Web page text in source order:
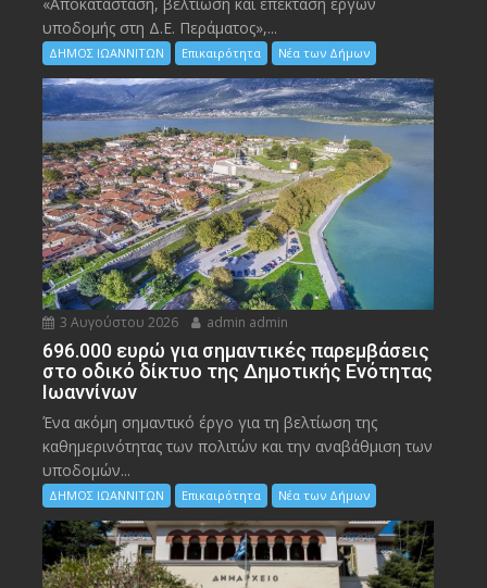
υποδομής στη Δ.Ε. Περάματος»,...
ΔΗΜΟΣ ΙΩΑΝΝΙΤΩΝ Επικαιρότητα Νέα των Δήμων
3 Αυγούστου 2026 admin admin
696.000 ευρώ για σημαντικές παρεμβάσεις
στο οδικό δίκτυο της Δημοτικής Ενότητας
Ιωαννίνων
Ένα ακόμη σημαντικό έργο για τη βελτίωση της
καθημερινότητας των πολιτών και την αναβάθμιση των
υποδομών...
ΔΗΜΟΣ ΙΩΑΝΝΙΤΩΝ Επικαιρότητα Νέα των Δήμων